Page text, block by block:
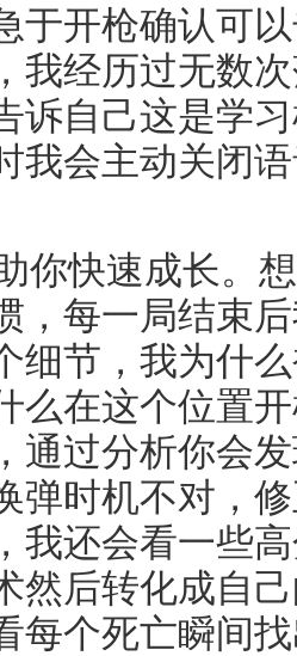
于开枪确认可
我经历过无数
诉自己这是学
我会主动关闭
你快速成长。
，每一局结束
细节，我为什
么在这个位置
通过分析你会
弹时机不对，
我还会看一些
然后转化成自
每个死亡瞬间